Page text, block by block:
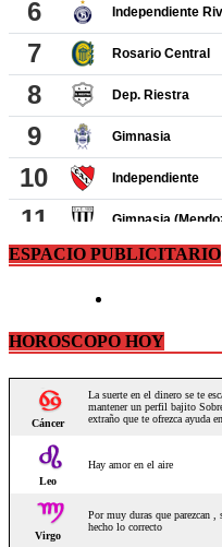
ESPACIO PUBLICITARIO
HOROSCOPO HOY